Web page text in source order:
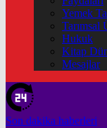
Yemek
Tarımsal
Hukuk
Kitap
Mesajlar
Son dakika haberleri